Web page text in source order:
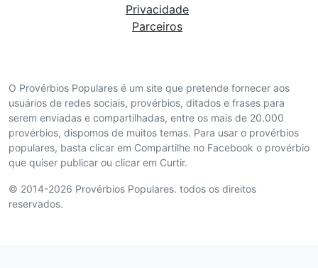
O Provérbios Populares é um site que pretende fornecer aos
usuários de redes sociais, provérbios, ditados e frases para
serem enviadas e compartilhadas, entre os mais de 20.000
provérbios, dispomos de muitos temas. Para usar o provérbios
populares, basta clicar em Compartilhe no Facebook o provérbio
que quiser publicar ou clicar em Curtir.
© 2014-2026 Provérbios Populares. todos os direitos
reservados.
Privacidade
Parceiros